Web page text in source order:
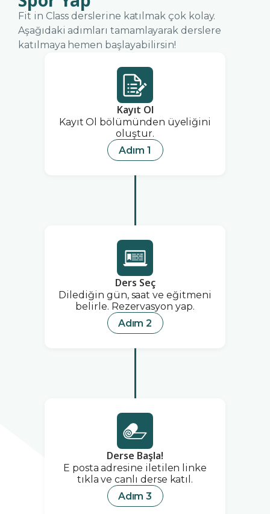
Fit in Class derslerine katılmak çok kolay.
Aşağıdaki adımları tamamlayarak derslere
katılmaya hemen başlayabilirsin!
Kayıt Ol
Kayıt Ol bölümünden üyeliğini
oluştur.
Adım 1
Ders Seç
Dilediğin gün, saat ve eğitmeni
belirle. Rezervasyon yap.
Adım 2
Derse Başla!
E posta adresine iletilen linke
tıkla ve canlı derse katıl.
Adım 3